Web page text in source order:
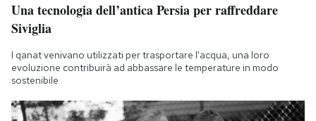
Una tecnologia dell’antica Persia per raffreddare
Siviglia
I qanat venivano utilizzati per trasportare l'acqua, una loro
evoluzione contribuirà ad abbassare le temperature in modo
sostenibile